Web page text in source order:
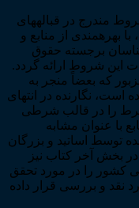
مندرج در قباله­های
بهره­مندی از منابع و
برجسته حقوق
این شروط ارائه گردد.
که بعضاً منجر به
است، نگارنده در انتهای
را در قالب شرطی
با عنوان مشابه
توسط اساتید و بزرگان
بخش آخر کتاب نیز
کشور را در مورد تحقق
نقد و بررسی قرار داده